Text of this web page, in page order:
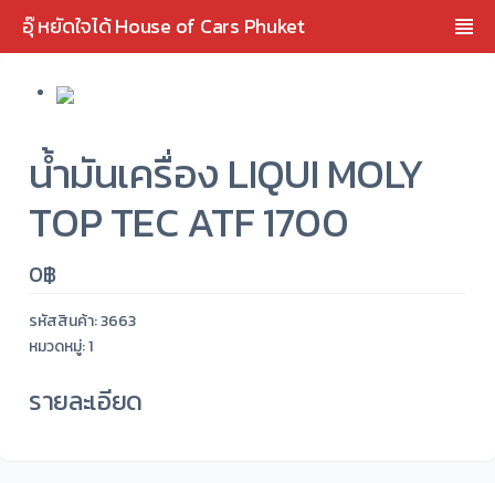
อุ๊ หยัดใจได้ House of Cars Phuket
น้ำมันเครื่อง LIQUI MOLY
TOP TEC ATF 1700
0฿
รหัสสินค้า:3663
หมวดหมู่: 1
รายละเอียด